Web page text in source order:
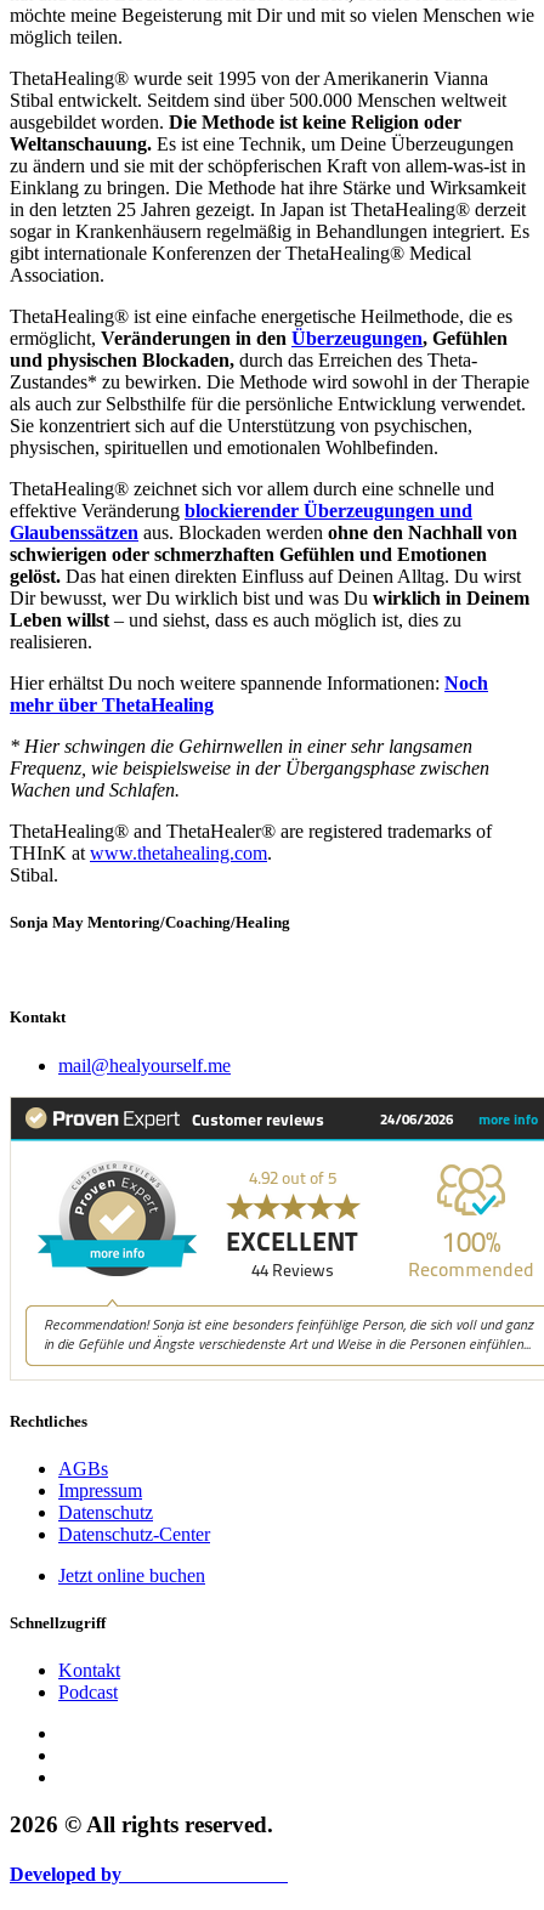
möchte meine Begeisterung mit Dir und mit so vielen Menschen wie
möglich teilen.
ThetaHealing® wurde seit 1995 von der Amerikanerin Vianna
Stibal entwickelt. Seitdem sind über 500.000 Menschen weltweit
ausgebildet worden. Die Methode ist keine Religion oder
Weltanschauung. Es ist eine Technik, um Deine Überzeugungen
zu ändern und sie mit der schöpferischen Kraft von allem-was-ist in
Einklang zu bringen. Die Methode hat ihre Stärke und Wirksamkeit
in den letzten 25 Jahren gezeigt. In Japan ist ThetaHealing® derzeit
sogar in Krankenhäusern regelmäßig in Behandlungen integriert. Es
gibt internationale Konferenzen der ThetaHealing® Medical
Association.
ThetaHealing® ist eine einfache energetische Heilmethode, die es
ermöglicht, Veränderungen in den Überzeugungen, Gefühlen
und physischen Blockaden, durch das Erreichen des Theta-
Zustandes* zu bewirken. Die Methode wird sowohl in der Therapie
als auch zur Selbsthilfe für die persönliche Entwicklung verwendet.
Sie konzentriert sich auf die Unterstützung von psychischen,
physischen, spirituellen und emotionalen Wohlbefinden.
ThetaHealing® zeichnet sich vor allem durch eine schnelle und
effektive Veränderung blockierender Überzeugungen und
Glaubenssätzen aus. Blockaden werden ohne den Nachhall von
schwierigen oder schmerzhaften Gefühlen und Emotionen
gelöst. Das hat einen direkten Einfluss auf Deinen Alltag. Du wirst
Dir bewusst, wer Du wirklich bist und was Du wirklich in Deinem
Leben willst – und siehst, dass es auch möglich ist, dies zu
realisieren.
Hier erhältst Du noch weitere spannende Informationen: Noch
mehr über ThetaHealing
* Hier schwingen die Gehirnwellen in einer sehr langsamen
Frequenz, wie beispielsweise in der Übergangsphase zwischen
Wachen und Schlafen.
ThetaHealing® and ThetaHealer® are registered trademarks of
THInK at www.thetahealing.com.
Stibal.
Sonja May Mentoring/Coaching/Healing
Kontakt
mail@healyourself.me
Rechtliches
AGBs
Impressum
Datenschutz
Datenschutz-Center
Jetzt online buchen
Schnellzugriff
Kontakt
Podcast
2026 © All rights reserved.
Developed by